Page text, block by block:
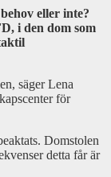
eller inte?
i den dom som
säger Lena
för
Domstolen
detta får är